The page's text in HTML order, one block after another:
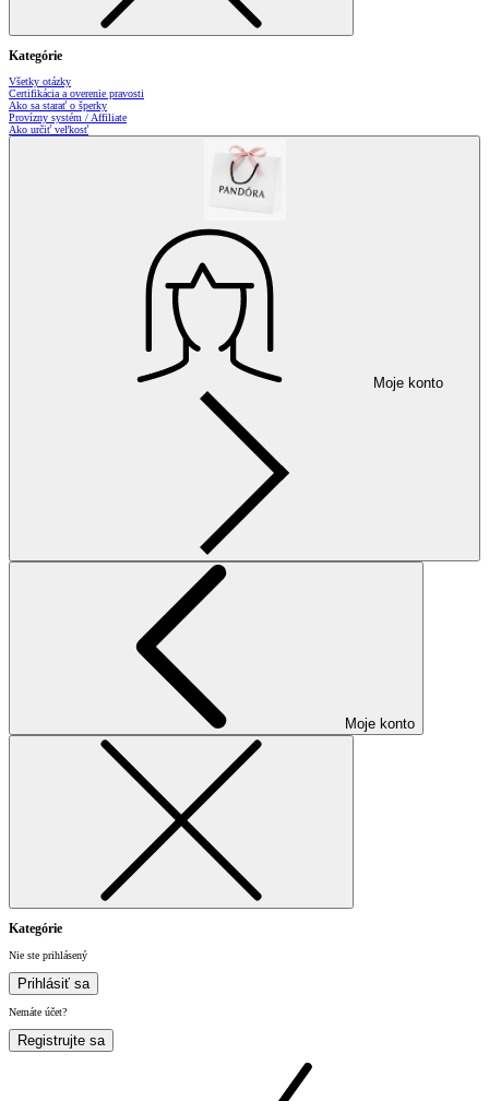
Kategórie
Všetky otázky
Certifikácia a overenie pravosti
Ako sa starať o šperky
Provízny systém / Affiliate
Ako určiť veľkosť
Moje konto
Moje konto
Kategórie
Nie ste prihlásený
Prihlásiť sa
Nemáte účet?
Registrujte sa